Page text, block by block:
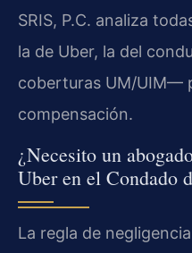
SRIS, P.C. analiza
la de Uber, la del
coberturas UM/UIM—
compensación.
¿Necesito un
Uber en el Condado
La regla de